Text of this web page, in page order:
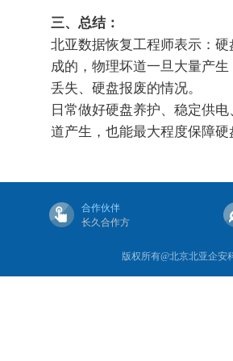
三、总结：
北亚数据恢复工程师表示：
成的，物理坏道一旦大量产
丢失、硬盘报废的情况。
日常做好硬盘养护、稳定供
道产生，也能最大程度保障
合作伙伴
长久合作方
版权所有@北京北亚企安